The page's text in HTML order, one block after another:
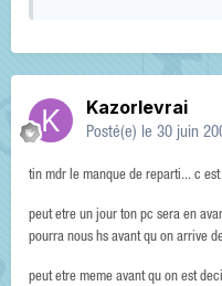
Kazorlevrai
Posté(e) le 30 juin
tin mdr le manque de reparti... c
peut etre un jour ton pc sera en
pourra nous hs avant qu on arrive
peut etre meme avant qu on est